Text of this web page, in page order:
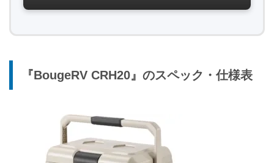
『BougeRV CRH20』のスペック・仕様表